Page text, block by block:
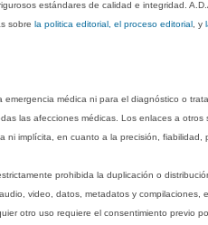
estándares de calidad e integridad.
sobrela politica editorial, el proceso editorial , y
médica ni para el diagnóstico o
las afecciones médicas. Los enlaces a
implícita, en cuanto a la precisión,
prohibida la duplicación o
video, datos, metadatos y
otro uso requiere el consentimiento previo